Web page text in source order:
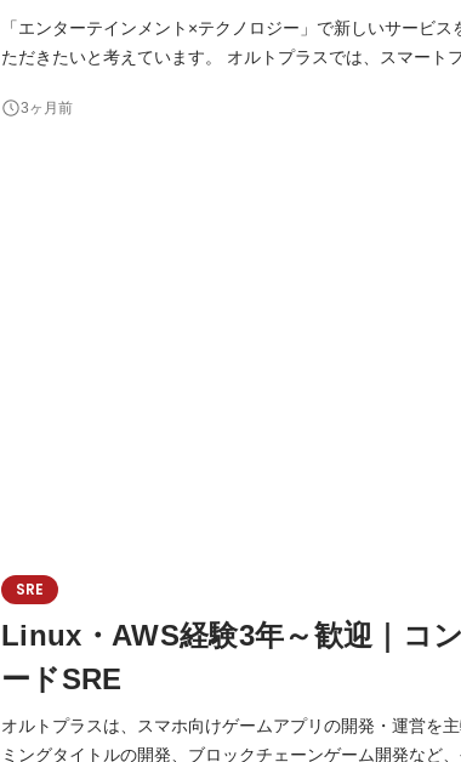
「エンターテインメント×テクノロジー」で新しいサービ
ただきたいと考えています。 オルトプラスでは、スマートフォン向けゲームアプリの開発・運営を中心に、オン
ビスを展開しています。 これまで培ってきたゲーム開発・
3ヶ月前
SRE
Linux・AWS経験3年～歓迎｜コ
ードSRE
オルトプラスは、スマホ向けゲームアプリの開発・運営を
ミングタイトルの開発、ブロックチェーンゲーム開発など